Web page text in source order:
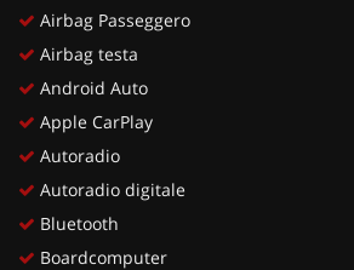
Airbag Passeggero
Airbag testa
Android Auto
Apple CarPlay
Autoradio
Autoradio digitale
Bluetooth
Boardcomputer